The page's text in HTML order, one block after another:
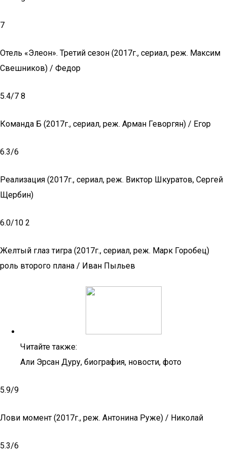
7
Отель «Элеон». Третий сезон (2017г., сериал, реж. Максим
Свешников) / Федор
5.4/7 8
Команда Б (2017г., сериал, реж. Арман Геворгян) / Егор
6.3/6
Реализация (2017г., сериал, реж. Виктор Шкуратов, Сергей
Щербин)
6.0/10 2
Желтый глаз тигра (2017г., сериал, реж. Марк Горобец)
роль второго плана / Иван Пыльев
Читайте также:
Али Эрсан Дуру, биография, новости, фото
5.9/9
Лови момент (2017г., реж. Антонина Руже) / Николай
5.3/6